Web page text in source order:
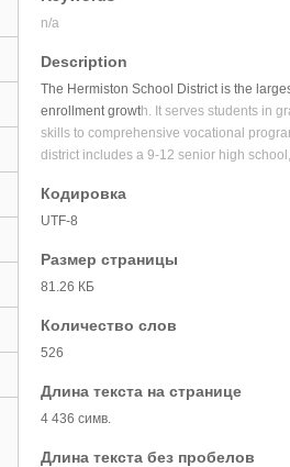
n/a
Description
The Hermiston School District is the
enrollment growth. It serves students in
skills to comprehensive vocational
district includes a 9-12 senior high
Кодировка
UTF-8
Размер страницы
81.26 КБ
Количество слов
526
Длина текста на странице
4 436 симв.
Длина текста без пробелов